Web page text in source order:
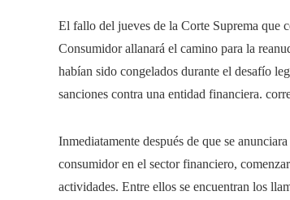
El fallo del jueves de la Corte Suprema que
Consumidor allanará el camino para la
habían sido congelados durante el desafío
sanciones contra una entidad financiera.
Inmediatamente después de que se
consumidor en el sector financiero,
actividades. Entre ellos se encuentran los